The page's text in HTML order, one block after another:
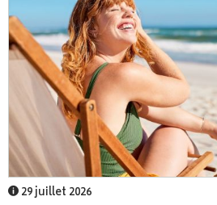
29 juillet 2026